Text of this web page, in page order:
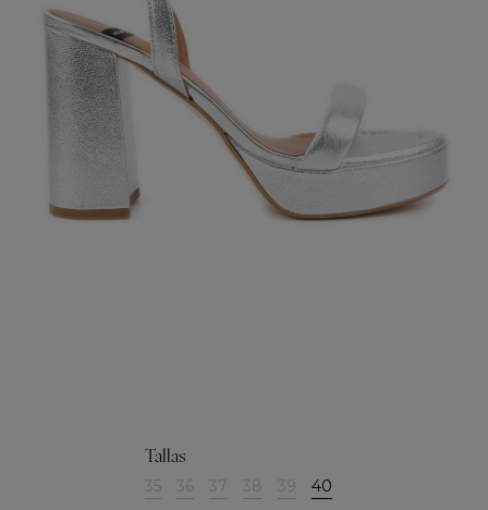
Tallas
35 36 37 38 39 40